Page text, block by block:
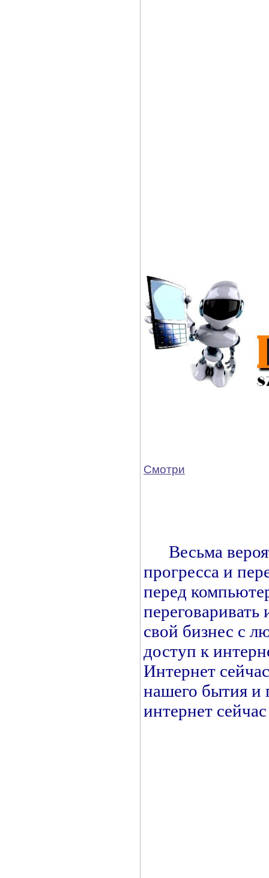
Смотри
Весьма
прогресса и
перед
переговаривать
свой бизнес с
доступ к
Интернет
нашего бытия и
интернет